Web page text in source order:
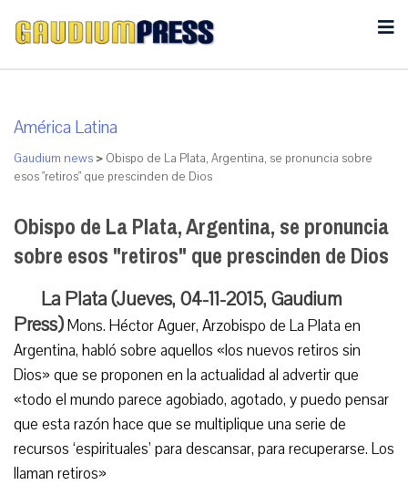
América Latina
Gaudium news > Obispo de La Plata, Argentina, se pronuncia sobre
esos "retiros" que prescinden de Dios
Obispo de La Plata, Argentina, se pronuncia
sobre esos "retiros" que prescinden de Dios
La Plata (Jueves, 04-11-2015, Gaudium
Press)Mons. Héctor Aguer, Arzobispo de La Plata en
Argentina, habló sobre aquellos «los nuevos retiros sin
Dios» que se proponen en la actualidad al advertir que
«todo el mundo parece agobiado, agotado, y puedo pensar
que esta razón hace que se multiplique una serie de
recursos ‘espirituales’ para descansar, para recuperarse. Los
llaman retiros»